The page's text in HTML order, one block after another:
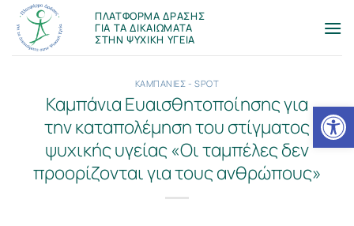
Μετάβαση
στο
περιεχόμενο
ΠΛΑΤΦΟΡΜΑ ΔΡΑΣΗΣ
ΓΙΑ ΤΑ ΔΙΚΑΙΩΜΑΤΑ
ΣΤΗΝ ΨΥΧΙΚΗ ΥΓΕΙΑ
ΚΑΜΠΑΝΙΕΣ - SPOT
Καμπάνια Ευαισθητοποίησης για
την καταπολέμηση του στίγματος
ψυχικής υγείας «Οι ταμπέλες δεν
προορίζονται για τους ανθρώπους»